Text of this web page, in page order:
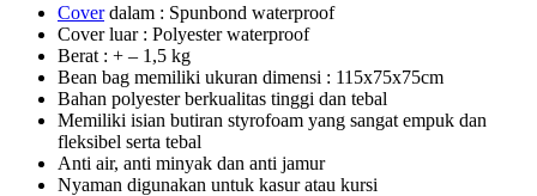
Coverdalam : Spunbond waterproof
Cover luar : Polyester waterproof
Berat : + – 1,5 kg
Bean bag memiliki ukuran dimensi : 115x75x75cm
Bahan polyester berkualitas tinggi dan tebal
Memiliki isian butiran styrofoam yang sangat empuk dan
fleksibel serta tebal
Anti air, anti minyak dan anti jamur
Nyaman digunakan untuk kasur atau kursi